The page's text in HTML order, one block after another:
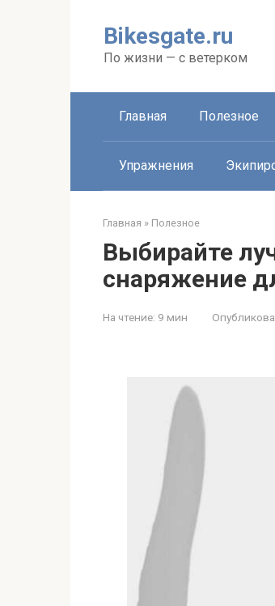
Bikesgate.ru
По жизни — с ветерком
Главная Полезное
Упражнения
Главная » Полезное
Выбирайте
снаряжение
На чтение: 9 мин